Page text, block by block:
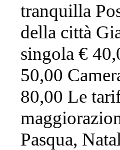
tranquilla
della città
singola €
50,00
80,00 Le
Pasqua,